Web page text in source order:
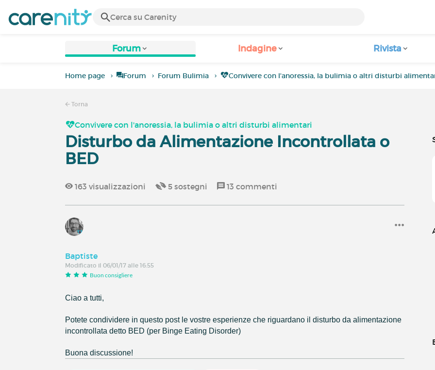
Forum Indagine Rivista
Home page Forum Forum Bulimia Convivere con l'anoressia, la bulimia o altri disturbi
Torna
Convivere con l'anoressia, la bulimia o altri disturbi alimentari
Disturbo da Alimentazione Incontrollata o
BED
163 visualizzazioni 5 sostegni 13 commenti
Baptiste
Modificato il 06/01/17 alle 16:55
Buon consigliere
Ciao a tutti,
Potete condividere in questo post le vostre esperienze che riguardano il disturbo da alimentazione
incontrollata detto BED (per Binge Eating Disorder)
Buona discussione!